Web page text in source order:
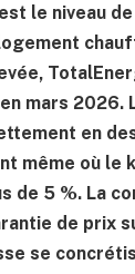
le niveau
mars 2026.
en
même où le
de 5 %. La
de prix
se